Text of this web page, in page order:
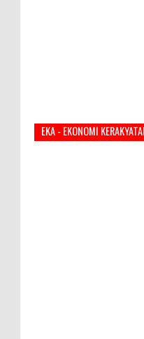
EKA - EKONOMI